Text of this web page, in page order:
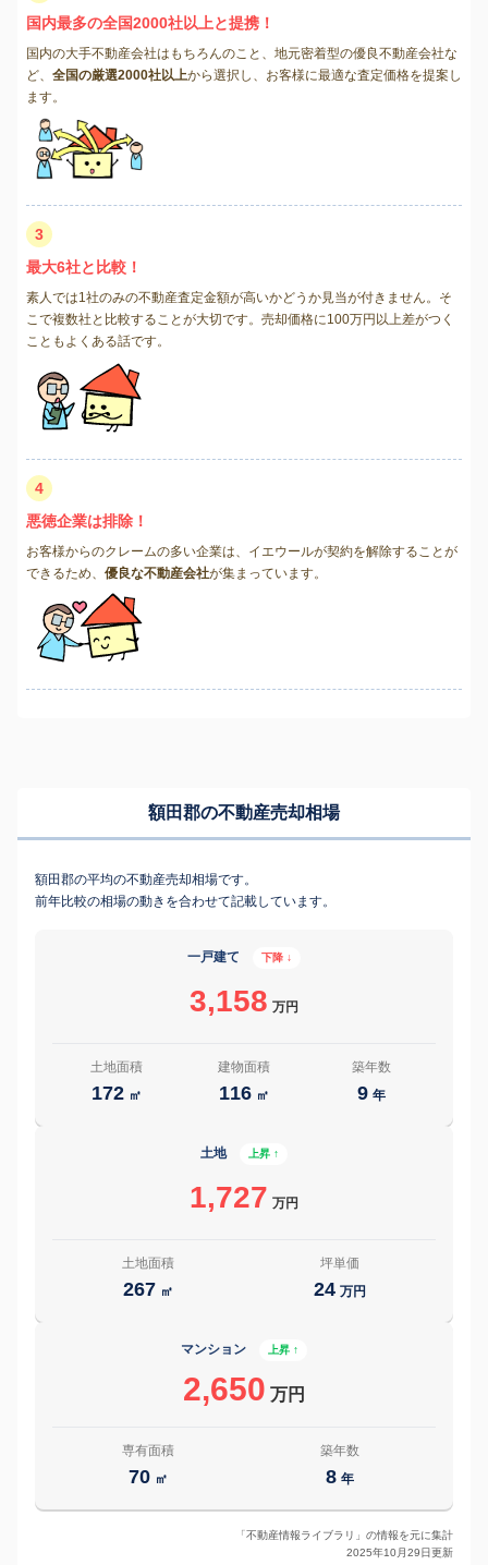
国内最多の全国2000社以上と提携！
国内の大手不動産会社はもちろんのこと、地元密着型の優良不動産会社な
ど、 全国の厳選2000社以上から選択し、お客様に最適な査定価格を提案し
ます。
3
最大6社と比較！
素人では1社のみの不動産査定金額が高いかどうか見当が付きません。そ
こで複数社と比較することが大切です。売却価格に100万円以上差がつく
こともよくある話です。
4
悪徳企業は排除！
お客様からのクレームの多い企業は、イエウールが契約を解除することが
できるため、 優良な不動産会社が集まっています。
額田郡の不動産売却相場
額田郡の平均の不動産売却相場です。
前年比較の相場の動きを合わせて記載しています。
一戸建て 下降 ↓
3,158 万円
土地面積
172 ㎡
建物面積
116 ㎡
築年数
9 年
土地 上昇 ↑
1,727 万円
土地面積
267 ㎡
坪単価
24 万円
マンション 上昇 ↑
2,650 万円
専有面積
70 ㎡
築年数
8 年
「不動産情報ライブラリ」の情報を元に集計
2025年10月29日更新